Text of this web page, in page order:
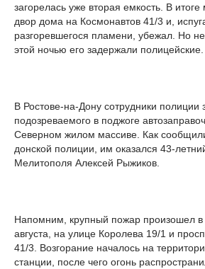
загорелась уже вторая емкость. В
двор дома на Космонавтов 41/3 и,
разгоревшегося пламени, убежал. Но
этой ночью его задержали полицейские.
В Ростове-на-Дону сотрудники полиции
подозреваемого в поджоге
Северном жилом массиве. Как
донской полиции, им оказался 43-
Мелитополя Алексей Рыжиков.
Напомним, крупный пожар произошел в
августа, на улице Королева 19/1 и
41/3. Возгорание началось на
станции, после чего огонь